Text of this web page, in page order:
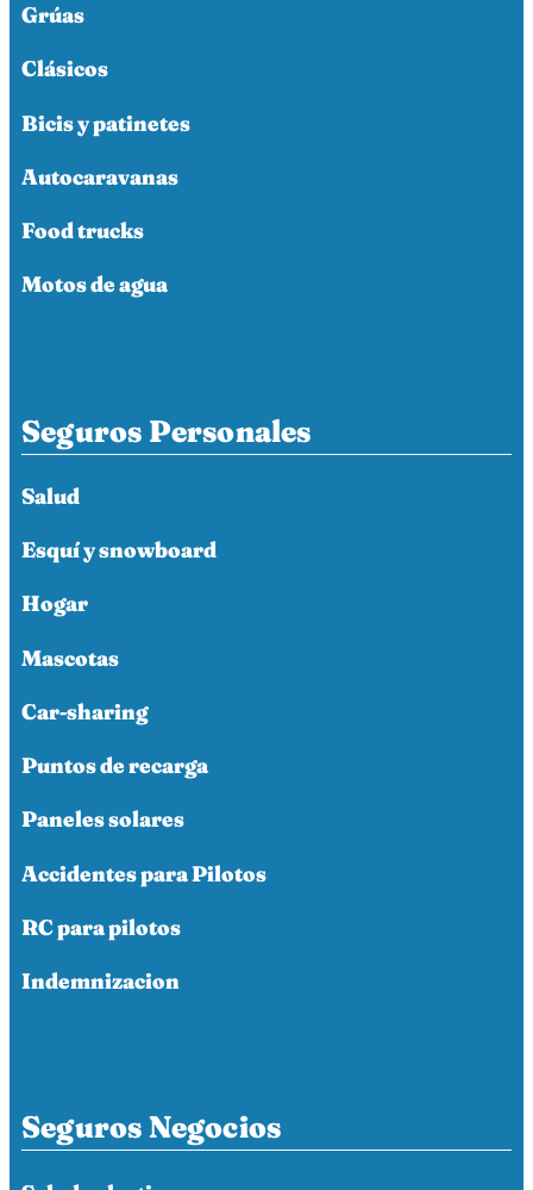
Grúas
Clásicos
Bicis y patinetes
Autocaravanas
Food trucks
Motos de agua
Seguros Personales
Salud
Esquí y snowboard
Hogar
Mascotas
Car-sharing
Puntos de recarga
Paneles solares
Accidentes para Pilotos
RC para pilotos
Indemnizacion
Seguros Negocios